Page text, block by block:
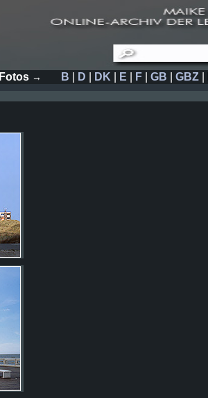
Fotos → B D DK E F GB GBZ